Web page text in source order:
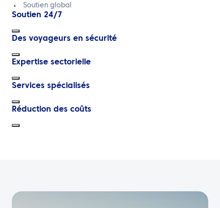
Soutien global
Soutien 24/7
Des voyageurs en sécurité
Expertise sectorielle
Services spécialisés
Réduction des coûts